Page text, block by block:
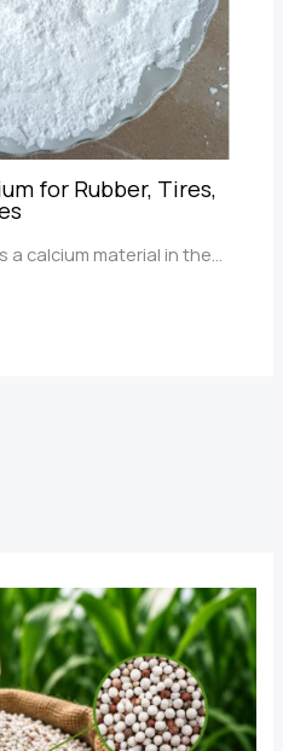
for Rubber, Tires,
a calcium material in the…